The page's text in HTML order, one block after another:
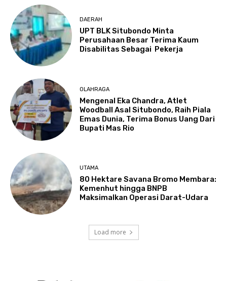
DAERAH
UPT BLK Situbondo Minta
Perusahaan Besar Terima Kaum
Disabilitas Sebagai Pekerja
OLAHRAGA
Mengenal Eka Chandra, Atlet
Woodball Asal Situbondo, Raih Piala
Emas Dunia, Terima Bonus Uang Dari
Bupati Mas Rio
UTAMA
80 Hektare Savana Bromo Membara:
Kemenhut hingga BNPB
Maksimalkan Operasi Darat-Udara
Load more